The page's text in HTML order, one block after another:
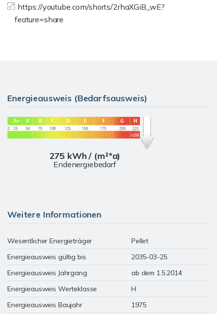
https://youtube.com/shorts/2rhaXGiB_wE?
feature=share
Energieausweis (Bedarfsausweis)
275 kWh / (m²*a)
Endenergiebedarf
Weitere Informationen
Wesentlicher Energieträger
Pellet
Energieausweis gültig bis
2035-03-25
Energieausweis Jahrgang
ab dem 1.5.2014
Energieausweis Werteklasse
H
Energieausweis Baujahr
1975